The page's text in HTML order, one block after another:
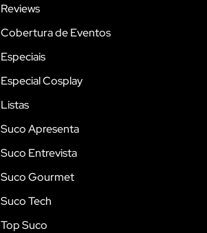
Reviews
Cobertura de Eventos
Especiais
Especial Cosplay
Listas
Suco Apresenta
Suco Entrevista
Suco Gourmet
Suco Tech
Top Suco